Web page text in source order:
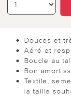
Douces et
Aéré et
Boucle au
Bon
Textile,
la taille